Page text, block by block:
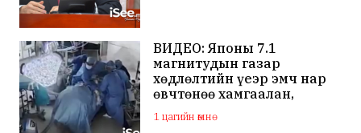
ВИДЕО: Японы 7.1
магнитудын газар
хөдлөлтийн үеэр эмч нар
өвчтөнөө хамгаалан,
хагалгаагаа
үргэлжлүүлжээ
1 цагийн өмнө